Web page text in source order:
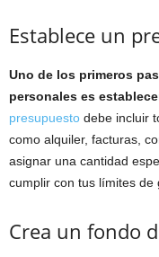
Establece un
Uno de los primeros
personales es
presupuesto debe incluir
como alquiler, facturas,
asignar una cantidad
cumplir con tus límites de
Crea un fondo